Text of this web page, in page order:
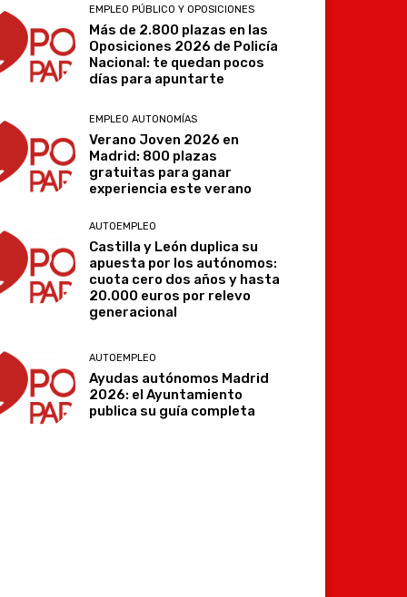
EMPLEO PÚBLICO Y OPOSICIONES
Más de 2.800 plazas en las
Oposiciones 2026 de Policía
Nacional: te quedan pocos
días para apuntarte
EMPLEO AUTONOMÍAS
Verano Joven 2026 en
Madrid: 800 plazas
gratuitas para ganar
experiencia este verano
AUTOEMPLEO
Castilla y León duplica su
apuesta por los autónomos:
cuota cero dos años y hasta
20.000 euros por relevo
generacional
AUTOEMPLEO
Ayudas autónomos Madrid
2026: el Ayuntamiento
publica su guía completa